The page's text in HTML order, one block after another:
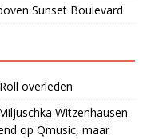
Sunset Boulevard
overleden
Witzenhausen
op Qmusic, maar